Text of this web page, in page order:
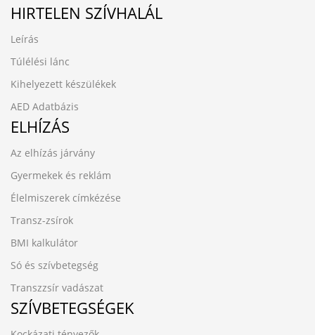
HIRTELEN SZÍVHALÁL
Leírás
Túlélési lánc
Kihelyezett készülékek
AED Adatbázis
ELHÍZÁS
Az elhízás járvány
Gyermekek és reklám
Élelmiszerek címkézése
Transz-zsírok
BMI kalkulátor
Só és szívbetegség
Transzzsír vadászat
SZÍVBETEGSÉGEK